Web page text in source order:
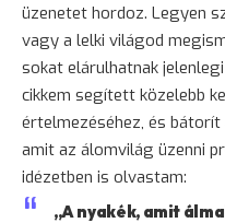
üzenetet hordoz. Legyen
vagy a lelki világod
sokat elárulhatnak
cikkem segített közelebb
értelmezéséhez, és
amit az álomvilág üzenni
idézetben is olvastam:
„A nyakék, amit